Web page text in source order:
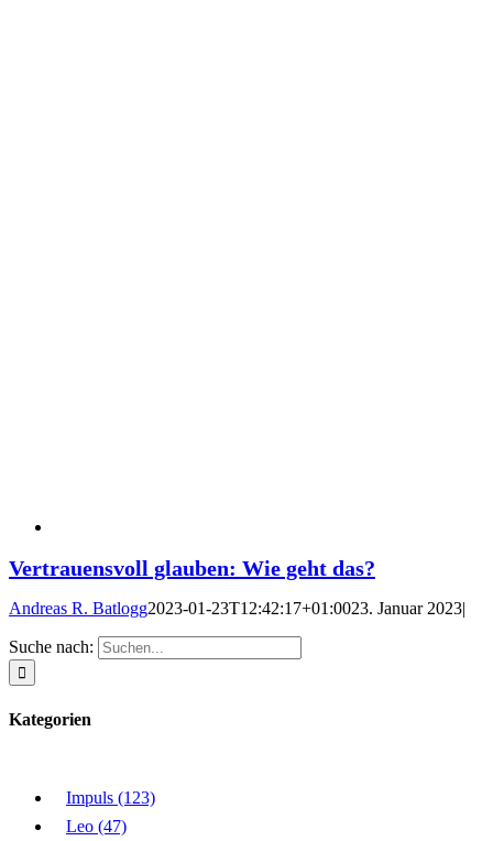
Vertrauensvoll glauben: Wie geht das?
Andreas R. Batlogg2023-01-23T12:42:17+01:0023. Januar 2023|
Suche nach:
Kategorien
Impuls (123)
Leo (47)